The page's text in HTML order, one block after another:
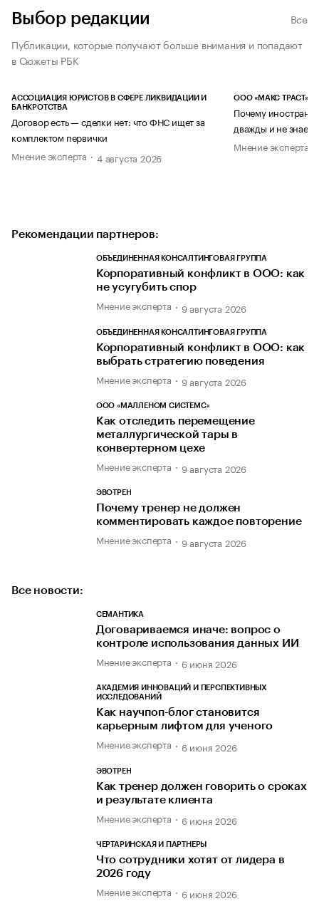
Выбор редакции
Все
Публикации, которые получают больше внимания и попадают
в Сюжеты РБК
АССОЦИАЦИЯ ЮРИСТОВ В СФЕРЕ ЛИКВИДАЦИИ И
БАНКРОТСТВА
Договор есть — сделки нет: что ФНС ищет за
комплектом первички
Мнение эксперта
4 августа 2026
ООО «МАКС ТРАСТ»
Почему
дважды и не знает
Мнение эксперта
Рекомендации партнеров:
ОБЪЕДИНЕННАЯ КОНСАЛТИНГОВАЯ ГРУППА
Корпоративный конфликт в ООО: как
не усугубить спор
Мнение эксперта 9 августа 2026
ОБЪЕДИНЕННАЯ КОНСАЛТИНГОВАЯ ГРУППА
Корпоративный конфликт в ООО: как
выбрать стратегию поведения
Мнение эксперта 9 августа 2026
ООО «МАЛЛЕНОМ СИСТЕМС»
Как отследить перемещение
металлургической тары в
конвертерном цехе
Мнение эксперта 9 августа 2026
ЭВОТРЕН
Почему тренер не должен
комментировать каждое повторение
Мнение эксперта 9 августа 2026
Все новости:
СЕМАНТИКА
Договариваемся иначе: вопрос о
контроле использования данных ИИ
Мнение эксперта 6 июня 2026
АКАДЕМИЯ ИННОВАЦИЙ И ПЕРСПЕКТИВНЫХ
ИССЛЕДОВАНИЙ
Как научпоп-блог становится
карьерным лифтом для ученого
Мнение эксперта 6 июня 2026
ЭВОТРЕН
Как тренер должен говорить о сроках
и результате клиента
Мнение эксперта 6 июня 2026
ЧЕРТАРИНСКАЯ И ПАРТНЕРЫ
Что сотрудники хотят от лидера в
2026 году
Мнение эксперта 6 июня 2026